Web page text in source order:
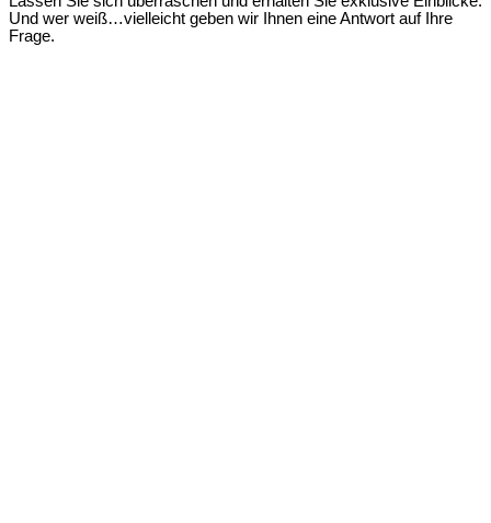
Und wer weiß…vielleicht geben wir Ihnen eine Antwort auf Ihre
Frage.